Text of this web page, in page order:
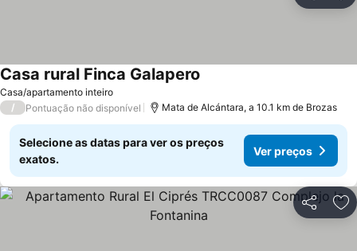
Casa/apartamento inteiro
Casa rural Finca Galapero
/ Pontuação não disponível Mata de Alcántara, a 10.1 km de Brozas
Selecione as datas para ver os preços
exatos.
Ver preços
Partilhar